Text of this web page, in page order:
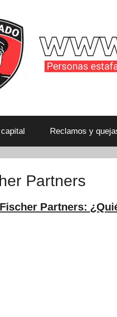
Reclamos y
Partners
Fischer Partners: